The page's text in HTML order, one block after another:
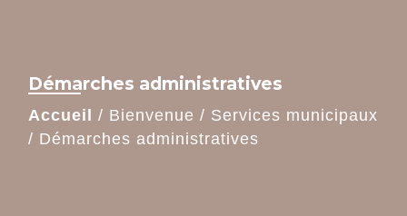
Démarches administratives
Accueil / Bienvenue / Services municipaux
/ Démarches administratives